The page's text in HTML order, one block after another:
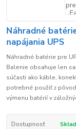
Náhradné
napájania UPS
Náhradné batérie pre
Balenie obsahuje len
súčasti ako káble,
potrebné použiť z
výmenu batérií v
Dostupnosť